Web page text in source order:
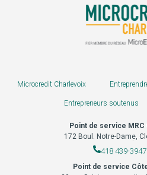
Microcredit Charlevoix
Entrepreneurs soutenus
Point de service MRC
172 Boul. Notre-Dame,
.
418 439-
Point de service